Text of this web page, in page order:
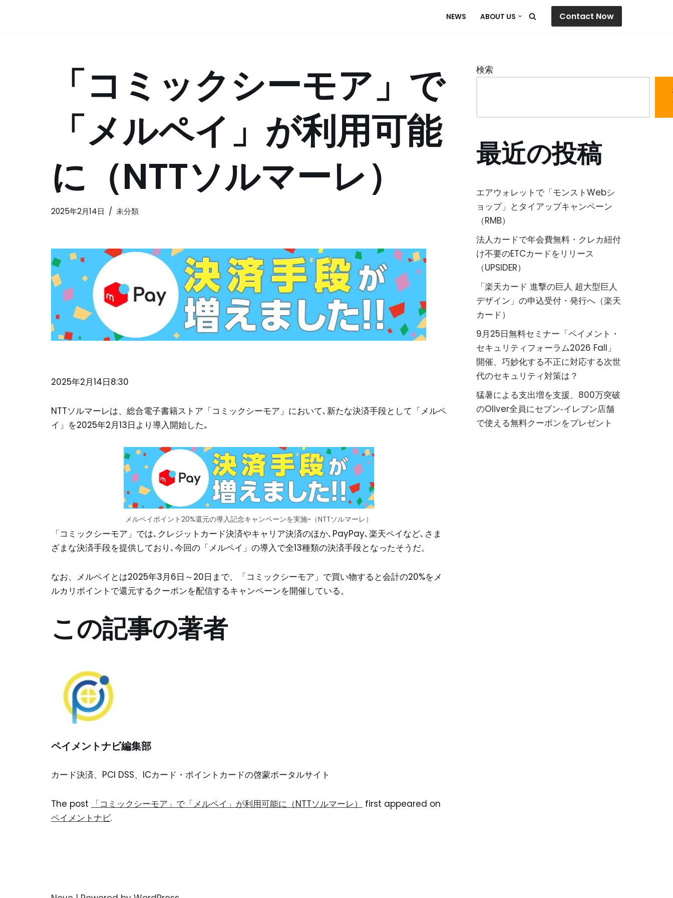
NEWS ABOUT US Contact Now
「コミックシーモア」で
「メルペイ」が利用可能
に（NTTソルマーレ）
2025年2月14日 未分類
2025年2月14日8:30
NTTソルマーレは、総合電子書籍ストア「コミックシーモア」において､新たな決済手段として「メルペ
イ」を2025年2月13日より導入開始した｡
メルペイポイント20%還元の導入記念キャンペーンを実施~（NTTソルマーレ）
「コミックシーモア」では､クレジットカード決済やキャリア決済のほか､PayPay､楽天ペイなど､さま
ざまな決済手段を提供しており､今回の「メルペイ」の導入で全13種類の決済手段となったそうだ。
なお、メルペイとは2025年3月6日～20日まで、「コミックシーモア」で買い物すると会計の20%をメ
ルカリポイントで還元するクーポンを配信するキャンペーンを開催している。
この記事の著者
ペイメントナビ編集部
カード決済、PCI DSS、ICカード・ポイントカードの啓蒙ポータルサイト
The post 「コミックシーモア」で「メルペイ」が利用可能に（NTTソルマーレ）
first appeared on
ペイメントナビ.
検索
最近の投稿
エアウォレットで「モンストWebシ
ョップ」とタイアップキャンペーン
（RMB）
法人カードで年会費無料・クレカ紐付
け不要のETCカードをリリース
（UPSIDER）
「楽天カード 進撃の巨人 超大型巨人
デザイン」の申込受付・発行へ（楽天
カード）
9月25日無料セミナー「ペイメント・
セキュリティフォーラム2026 Fall」
開催、巧妙化する不正に対応する次世
代のセキュリティ対策は？
猛暑による支出増を支援、800万突破
のOliver全員にセブン‐イレブン店舗
で使える無料クーポンをプレゼント